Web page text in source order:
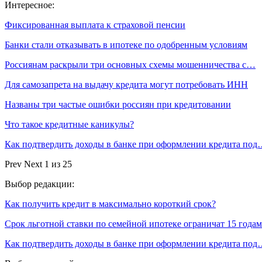
Интересное:
Фиксированная выплата к страховой пенсии
Банки стали отказывать в ипотеке по одобренным условиям
Россиянам раскрыли три основных схемы мошенничества с…
Для самозапрета на выдачу кредита могут потребовать ИНН
Названы три частые ошибки россиян при кредитовании
Что такое кредитные каникулы?
Как подтвердить доходы в банке при оформлении кредита
Prev Next 1 из 25
Выбор редакции:
Как получить кредит в максимально короткий срок?
Срок льготной ставки по семейной ипотеке ограничат 15
Как подтвердить доходы в банке при оформлении кредита